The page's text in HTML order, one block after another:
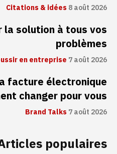
Citations & idées8 août 2026
la solution à tous vos
problèmes
en entreprise 7 août 2026
facture électronique
changer pour vous
Brand Talks7 août 2026
populaires